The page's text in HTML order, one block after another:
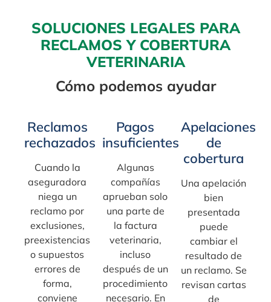
SOLUCIONES LEGALES PARA
RECLAMOS Y COBERTURA
VETERINARIA
Cómo podemos ayudar
Reclamos
rechazados
Cuando la
aseguradora
niega un
reclamo por
exclusiones,
preexistencias
o supuestos
errores de
forma,
conviene
Pagos
insuficientes
Algunas
compañías
aprueban solo
una parte de
la factura
veterinaria,
incluso
después de un
procedimiento
necesario. En
Apelaciones
de
cobertura
Una apelación
bien
presentada
puede
cambiar el
resultado de
un reclamo. Se
revisan cartas
de